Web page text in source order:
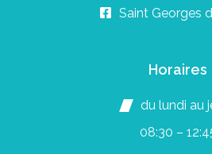
Saint Georges
Horaires
du lundi au
08:30 –